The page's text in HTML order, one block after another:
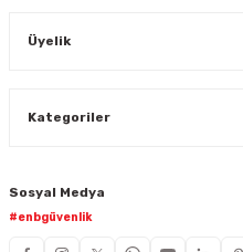
Üyelik
Kategoriler
Sosyal Medya
#enbgüvenlik